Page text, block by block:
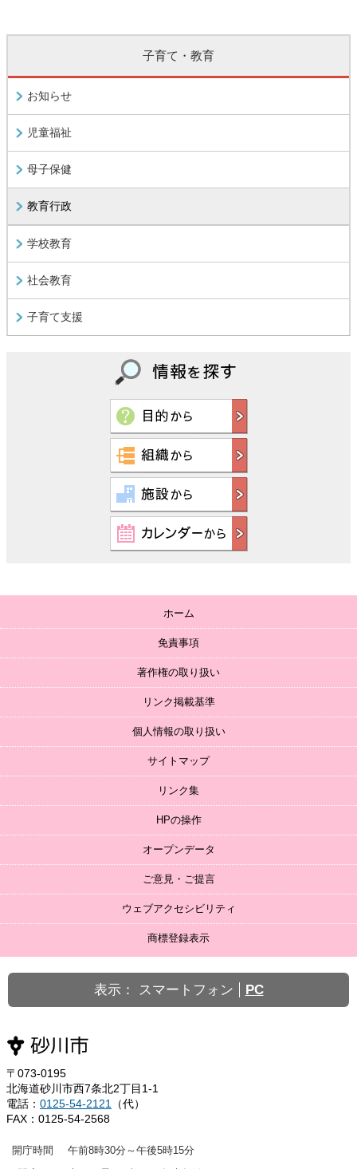
子育て・教育
お知らせ
児童福祉
母子保健
教育行政
学校教育
社会教育
子育て支援
ホーム
免責事項
著作権の取り扱い
リンク掲載基準
個人情報の取り扱い
サイトマップ
リンク集
HPの操作
オープンデータ
ご意見・ご提言
ウェブアクセシビリティ
商標登録表示
表示： スマートフォン PC
〒073-0195
北海道砂川市西7条北2丁目1-1
電話： 0125-54-2121
（代）
FAX：0125-54-2568
開庁時間
午前8時30分～午後5時15分